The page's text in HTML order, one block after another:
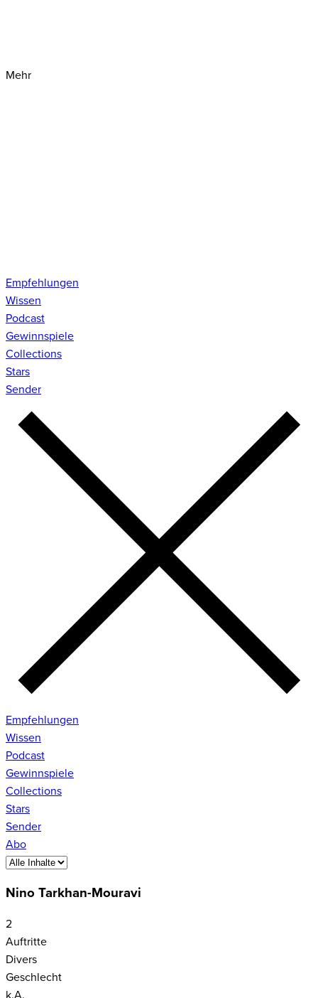
Mehr
Empfehlungen
Wissen
Podcast
Gewinnspiele
Collections
Stars
Sender
Empfehlungen
Wissen
Podcast
Gewinnspiele
Collections
Stars
Sender
Abo
Nino Tarkhan-Mouravi
2
Auftritte
Divers
Geschlecht